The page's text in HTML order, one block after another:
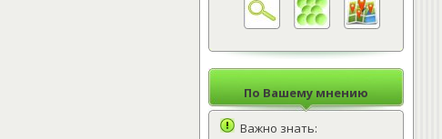
По Вашему мнению
Важно знать: